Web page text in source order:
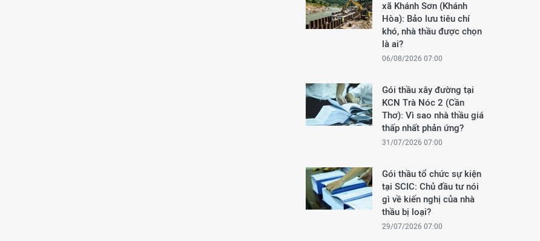
xã Khánh Sơn (Khánh
Hòa): Bảo lưu tiêu chí
khó, nhà thầu được chọn
là ai?
06/08/2026 07:00
Gói thầu xây đường tại
KCN Trà Nóc 2 (Cần
Thơ): Vì sao nhà thầu giá
thấp nhất phản ứng?
31/07/2026 07:00
Gói thầu tổ chức sự kiện
tại SCIC: Chủ đầu tư nói
gì về kiến nghị của nhà
thầu bị loại?
29/07/2026 07:00